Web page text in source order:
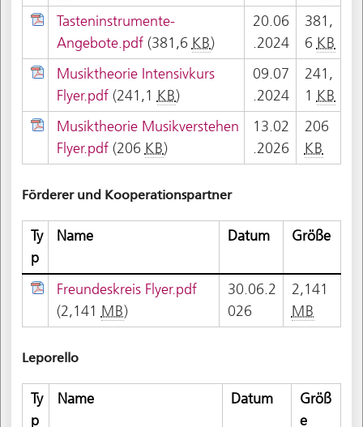
Tasteninstrumente-
Angebote.pdf (381,6 KB)
20.06
.2024
381,
6 KB
Musiktheorie Intensivkurs
Flyer.pdf (241,1 KB)
09.07
.2024
241,
1 KB
Musiktheorie Musikverstehen
Flyer.pdf (206 KB)
13.02
.2026
206
KB
Förderer und Kooperationspartner
Ty
p
Name Datum Größe
Freundeskreis Flyer.pdf
(2,141 MB)
30.06.2
026
2,141
MB
Leporello
Ty
p
Name Datum
Größ
e